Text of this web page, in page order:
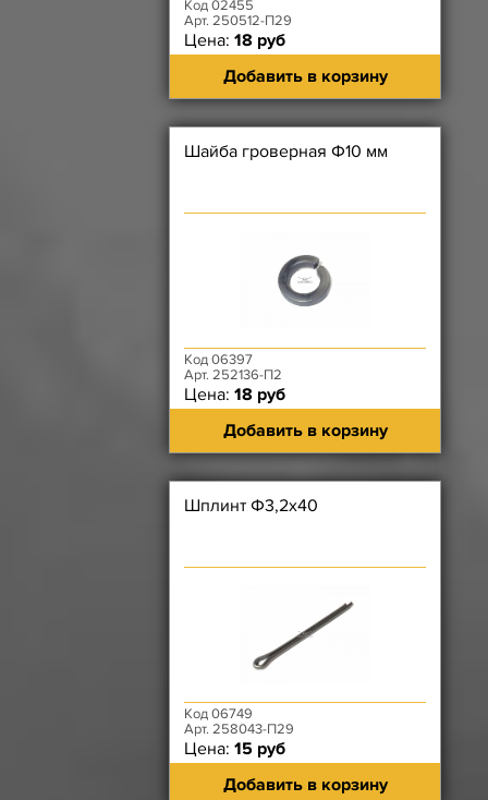
Код 02455
Арт. 250512-П29
Цена: 18 руб
Добавить в корзину
Шайба гроверная Ф10 мм
Код 06397
Арт. 252136-П2
Цена: 18 руб
Добавить в корзину
Шплинт Ф3,2х40
Код 06749
Арт. 258043-П29
Цена: 15 руб
Добавить в корзину